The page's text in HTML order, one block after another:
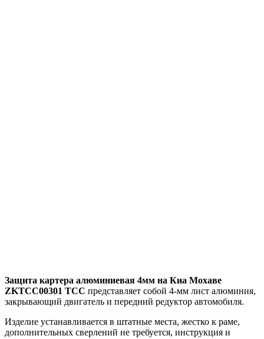
Защита картера алюминиевая 4мм на Киа Мохаве
ZKTCC00301 ТСС представляет собой 4-мм лист алюминия,
закрывающий двигатель и передний редуктор автомобиля.
Изделие устанавливается в штатные места, жестко к раме,
дополнительных сверлений не требуется, инструкция и